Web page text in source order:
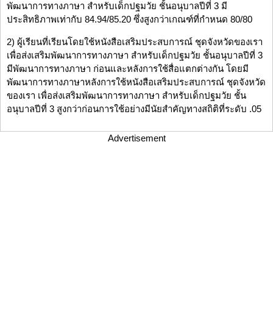
พัฒนาการทางภาษา สำหรับเด็กปฐมวัย ชั้นอนุบาลปีที่ 3 มี
ประสิทธิภาพเท่ากับ 84.94/85.20 ซึ่งสูงกว่าเกณฑ์ที่กำหนด 80/80
2) ผู้เรียนที่เรียนโดยใช้หนังสือเสริมประสบการณ์ ชุดจังหวัดของเรา
เพื่อส่งเสริมพัฒนาการทางภาษา สำหรับเด็กปฐมวัย ชั้นอนุบาลปีที่ 3
มีพัฒนาการทางภาษา ก่อนและหลังการใช้สื่อแตกต่างกัน โดยมี
พัฒนาการทางภาษาหลังการใช้หนังสือเสริมประสบการณ์ ชุดจังหวัด
ของเรา เพื่อส่งเสริมพัฒนาการทางภาษา สำหรับเด็กปฐมวัย ชั้น
อนุบาลปีที่ 3 สูงกว่าก่อนการใช้อย่างมีนัยสำคัญทางสถิติที่ระดับ .05
Advertisement